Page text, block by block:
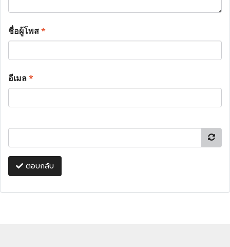
ชื่อผู้โพส*
อีเมล*
ตอบกลับ